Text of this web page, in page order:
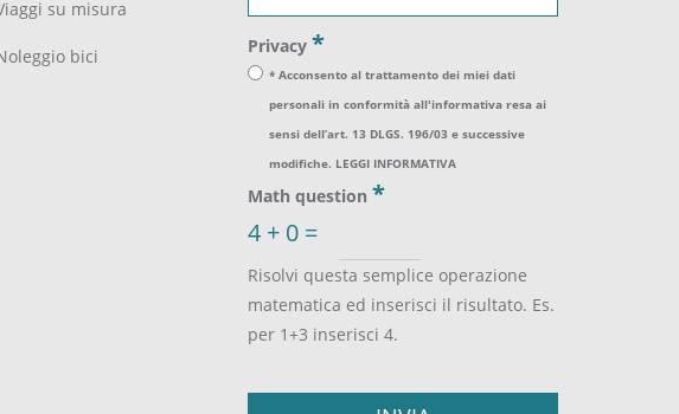
su misura
bici Privacy *
* Acconsento al trattamento dei miei dati
personali in conformità all'informativa resa ai
sensi dell’art. 13 DLGS. 196/03 e successive
modifiche. LEGGI INFORMATIVA
Math question *
4 + 0 =
Risolvi questa semplice operazione
matematica ed inserisci il risultato. Es.
per 1+3 inserisci 4.